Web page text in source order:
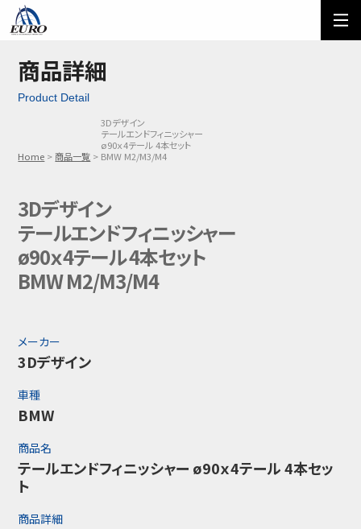
ご利用方法
メール問い合わせ
商品詳細
Product Detail
Home 商品一覧
3Dデザイン
テールエンドフィニッシャー
ø90ｘ4テール 4本セット
BMW M2/M3/M4
3Dデザイン
テールエンドフィニッシャー
ø90ｘ4テール 4本セット
BMW M2/M3/M4
メーカー
3Dデザイン
車種
BMW
商品名
テールエンドフィニッシャー ø90ｘ4テール 4本セッ
ト
商品詳細